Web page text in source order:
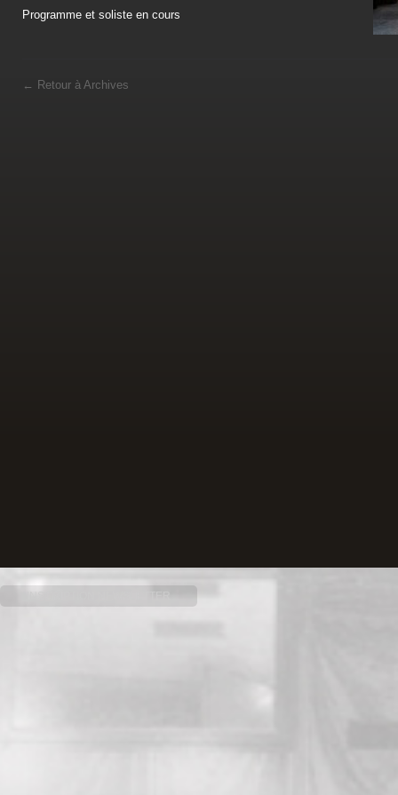
Programme et soliste en cours
← Retour à Archives